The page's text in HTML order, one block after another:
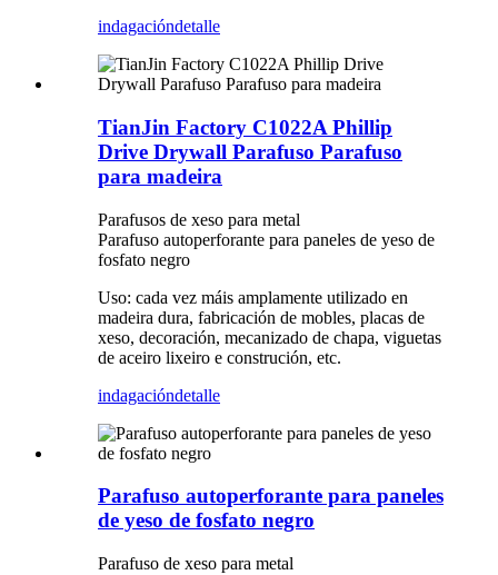
indagacióndetalle
TianJin Factory C1022A Phillip
Drive Drywall Parafuso Parafuso
para madeira
Parafusos de xeso para metal
Parafuso autoperforante para paneles de yeso de
fosfato negro
Uso: cada vez máis amplamente utilizado en
madeira dura, fabricación de mobles, placas de
xeso, decoración, mecanizado de chapa, viguetas
de aceiro lixeiro e construción, etc.
indagacióndetalle
Parafuso autoperforante para paneles
de yeso de fosfato negro
Parafuso de xeso para metal